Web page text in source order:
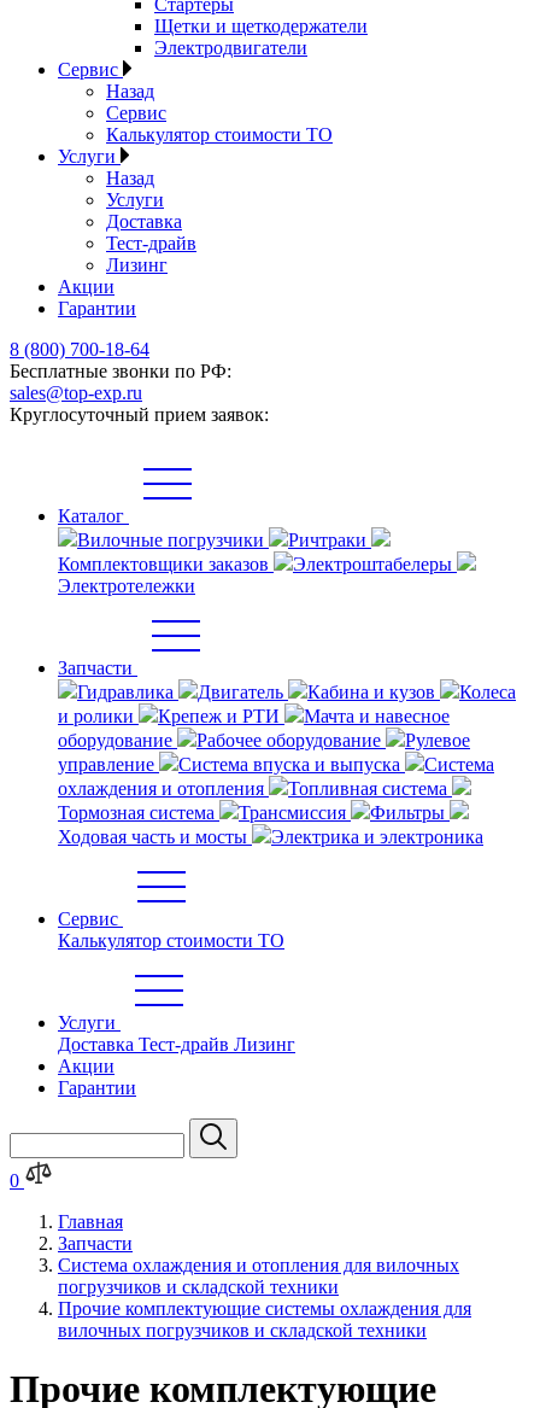
Щетки и щеткодержатели
Электродвигатели
Сервис
Назад
Сервис
Калькулятор стоимости ТО
Услуги
Назад
Услуги
Доставка
Тест-драйв
Лизинг
Акции
Гарантии
8 (800) 700-18-64
Бесплатные звонки по РФ:
sales@top-exp.ru
Круглосуточный прием заявок:
Каталог
Вилочные погрузчики
Ричтраки
Комплектовщики заказов
Электроштабелеры
Электротележки
Запчасти
Гидравлика
Двигатель Кабина и кузов
Колеса
и ролики
Крепеж и РТИ
Мачта и навесное
оборудование
Рабочее оборудование
Рулевое
управление
Система впуска и выпуска
Система
охлаждения и отопления
Топливная система
Тормозная система
Трансмиссия
Фильтры
Ходовая часть и мосты
Электрика и электроника
Сервис
Калькулятор стоимости ТО
Услуги
Доставка Тест-драйв Лизинг
Акции
Гарантии
0
Главная
Запчасти
Система охлаждения и отопления для вилочных
погрузчиков и складской техники
Прочие комплектующие системы охлаждения для
вилочных погрузчиков и складской техники
Прочие комплектующие